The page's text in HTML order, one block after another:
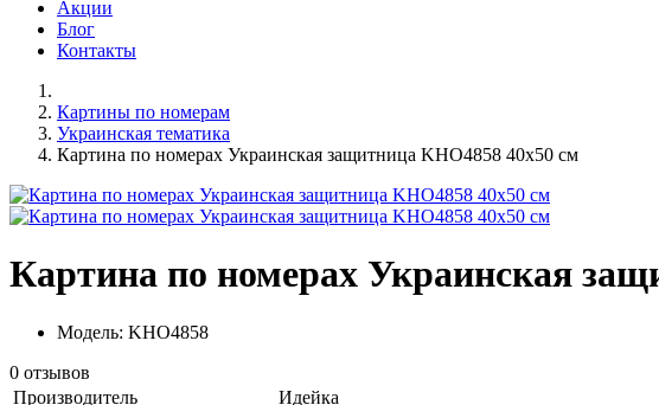
Акции
Блог
Контакты
Картины по номерам
Украинская тематика
Картина по номерах Украинская защитница KHO4858 40x50 см
Картина по номерах Украинская
Модель: KHO4858
0 отзывов
Производитель
Идейка